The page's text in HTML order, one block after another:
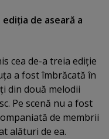
de aseară a
cea de-a treia ediţie
a fost îmbrăcată în
din două melodii
Pe scenă nu a fost
de membrii
alături de ea.